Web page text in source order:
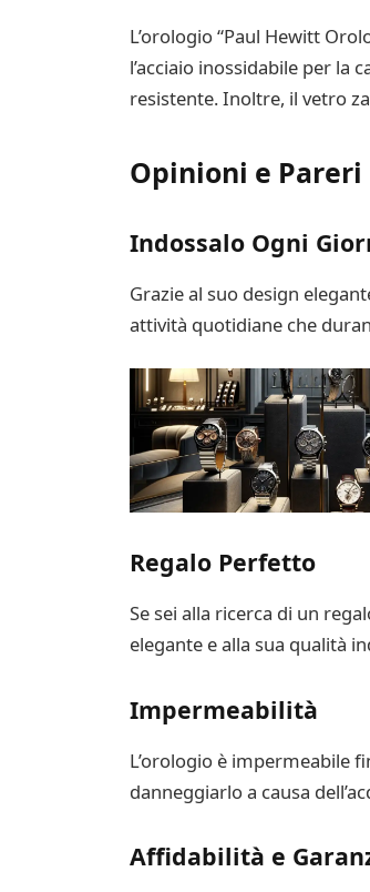
L’orologio “Paul Hewitt
l’acciaio inossidabile per la
resistente. Inoltre, il vetro
Opinioni e Pareri
Indossalo Ogni
Grazie al suo design
attività quotidiane che
Regalo Perfetto
Se sei alla ricerca di un
elegante e alla sua qualità
Impermeabilità
L’orologio è impermeabile
danneggiarlo a causa
Affidabilità e